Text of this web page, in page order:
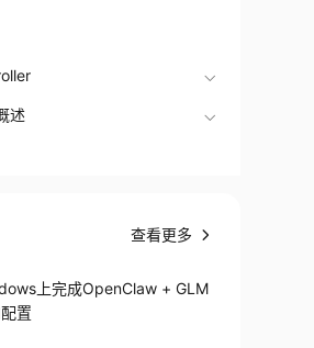
述
查看更多
上完成OpenClaw + GLM
置